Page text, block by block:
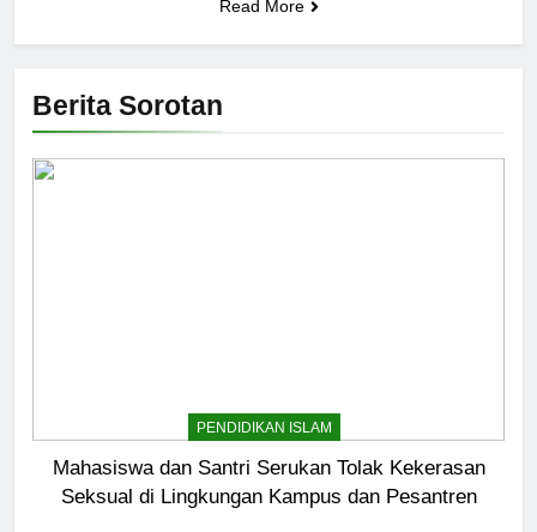
Berita Sorotan
PENDIDIKAN ISLAM
Mahasiswa dan Santri Serukan Tolak Kekerasan
Seksual di Lingkungan Kampus dan Pesantren
Read More